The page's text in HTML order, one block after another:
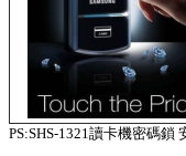
PS:SHS-1321讀卡機密碼鎖